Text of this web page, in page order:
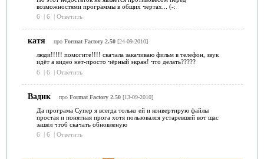
возможностями программы в общих чертах... (-:
6
| 6 | Ответить
катя про Format Factory 2.50[24-09-2010]
люди!!!!! помогите!!!! скачала закачиваю фильм в телефон, звук
идёт а видео нет-просто чёрный экран! что делать?????
6
| 6 | Ответить
Вадик про Format Factory 2.50[13-09-2010]
Да програма Супер я всегда только ей и конвертирую файлы
простая и понятная прога хотя пользовался устаревшей вот щас
зашел чтоб скачать обновленую
6
| 6 | Ответить